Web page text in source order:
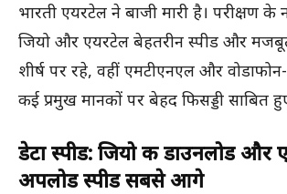
भारती एयरटेल ने बाजी मारी है। परीक्षण के
जियो और एयरटेल बेहतरीन स्पीड और
शीर्ष पर रहे, वहीं एमटीएनएल और
कई प्रमुख मानकों पर बेहद फिसड्डी साबित
डेटा स्पीड: जियो की डाउनलोड और
अपलोड स्पीड सबसे आगे